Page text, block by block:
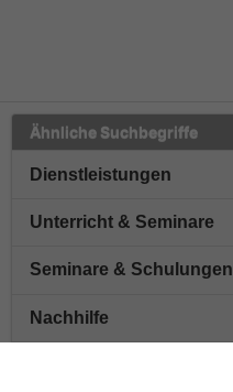
Ähnliche Suchbegriffe
Dienstleistungen
Unterricht & Seminare
Seminare & Schulungen
Nachhilfe